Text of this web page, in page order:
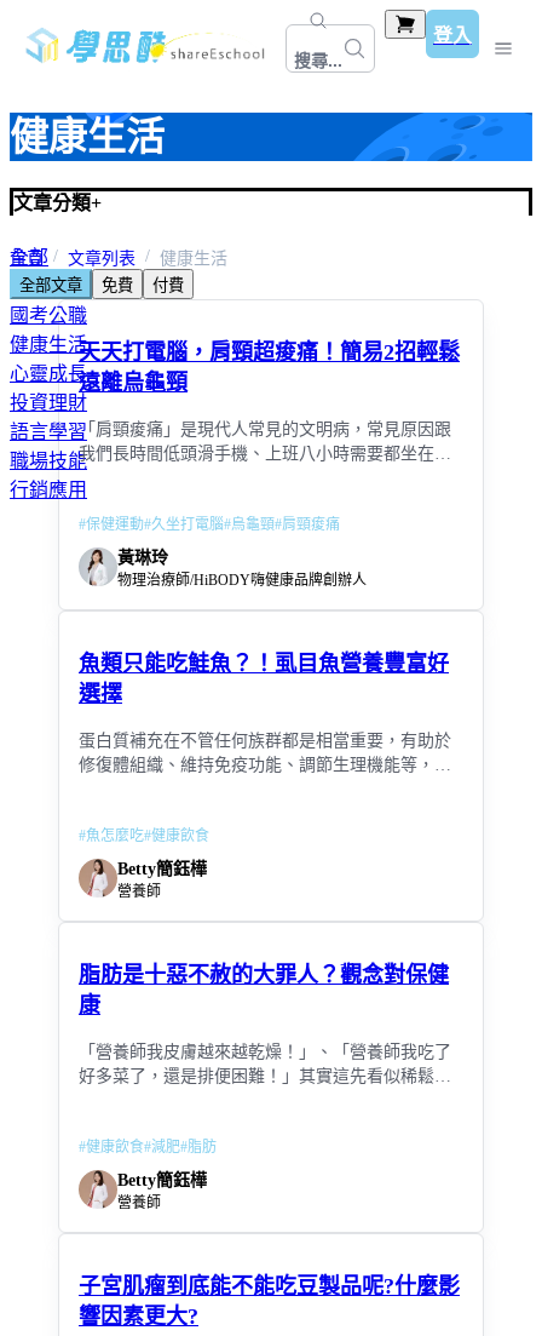
搜尋...
登入
健康生活
文章分類+
全部
教師資格考＆甄試
國考公職
健康生活
心靈成長
投資理財
語言學習
職場技能
行銷應用
首頁 文章列表
健康生活
全部文章
免費 付費
天天打電腦，肩頸超痠痛！簡易2招輕鬆
遠離烏龜頸
「肩頸痠痛」是現代人常見的文明病，常見原因跟
我們長時間低頭滑手機、上班八小時需要都坐在電
腦前、長距離開車或其他不良的生活習慣所造成，
想要徹底改善肩頸痠痛症狀與不適，我們需要先了
解我們的身體發生了甚麼事情？
#保健運動#久坐打電腦#烏龜頸#肩頸痠痛
黃琳玲
物理治療師/HiBODY嗨健康品牌創辦人
魚類只能吃鮭魚？！虱目魚營養豐富好
選擇
蛋白質補充在不管任何族群都是相當重要，有助於
修復體組織、維持免疫功能、調節生理機能等，選
#魚怎麼吃#健康飲食
Betty簡鈺樺
營養師
脂肪是十惡不赦的大罪人？觀念對保健
康
「營養師我皮膚越來越乾燥！」、「營養師我吃了
好多菜了，還是排便困難！」其實這先看似稀鬆平
#健康飲食#減肥#脂肪
Betty簡鈺樺
營養師
子宮肌瘤到底能不能吃豆製品呢?什麼影
響因素更大?